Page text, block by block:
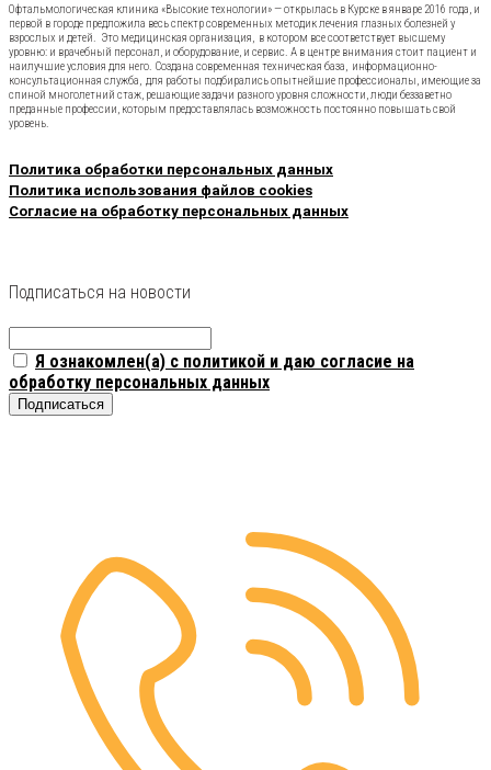
Офтальмологическая клиника «Высокие технологии» — открылась в Курске в январе 2016 года, и
первой в городе предложила весь спектр современных методик лечения глазных болезней у
взрослых и детей. Это медицинская организация, в котором все соответствует высшему
уровню: и врачебный персонал, и оборудование, и сервис. А в центре внимания стоит пациент и
наилучшие условия для него. Создана современная техническая база, информационно-
консультационная служба, для работы подбирались опытнейшие профессионалы, имеющие за
спиной многолетний стаж, решающие задачи разного уровня сложности, люди беззаветно
преданные профессии, которым предоставлялась возможность постоянно повышать свой
уровень.
Политика обработки персональных данных
Политика использования файлов cookies
Согласие на обработку персональных данных
Подписаться на новости
Я ознакомлен(а) с политикой и даю согласие на
обработку персональных данных